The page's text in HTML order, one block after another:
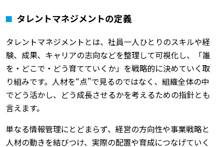
タレントマネジメントの定義
タレントマネジメントとは、社員一人ひとりのスキルや経
験、成果、キャリアの志向などを整理して可視化し、「誰
を・どこで・どう育てていくか」を戦略的に決めていく取
り組みです。人材を“点”で見るのではなく、組織全体の中
でどう活かし、どう成長させるかを考えるための指針とも
言えます。
単なる情報管理にとどまらず、経営の方向性や事業戦略と
人材の動きを結びつけ、実際の配置や育成につなげていく